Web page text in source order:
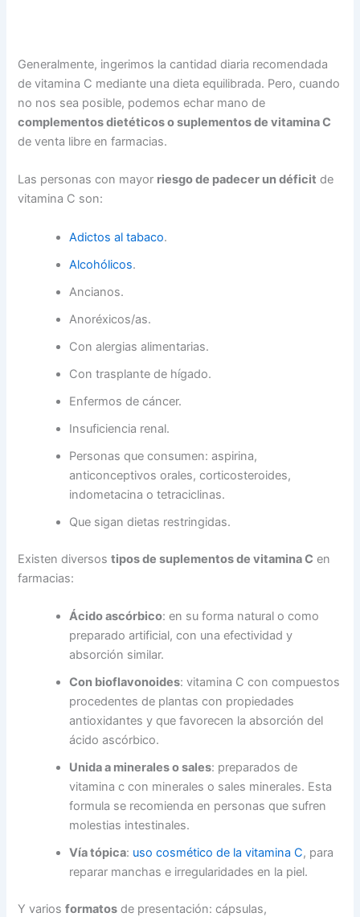
Generalmente, ingerimos la cantidad diaria recomendada
de vitamina C mediante una dieta equilibrada. Pero, cuando
no nos sea posible, podemos echar mano de
complementos dietéticos o suplementos de vitamina C
de venta libre en farmacias.
Las personas con mayor riesgo de padecer un déficit de
vitamina C son:
Adictos al tabaco.
Alcohólicos.
Ancianos.
Anoréxicos/as.
Con alergias alimentarias.
Con trasplante de hígado.
Enfermos de cáncer.
Insuficiencia renal.
Personas que consumen: aspirina,
anticonceptivos orales, corticosteroides,
indometacina o tetraciclinas.
Que sigan dietas restringidas.
Existen diversostipos de suplementos de vitamina C en
farmacias:
Ácido ascórbico: en su forma natural o como
preparado artificial, con una efectividad y
absorción similar.
Con bioflavonoides: vitamina C con compuestos
procedentes de plantas con propiedades
antioxidantes y que favorecen la absorción del
ácido ascórbico.
Unida a minerales o sales: preparados de
vitamina c con minerales o sales minerales. Esta
formula se recomienda en personas que sufren
molestias intestinales.
Vía tópica: uso cosmético de la vitamina C, para
reparar manchas e irregularidades en la piel.
Y variosformatos de presentación: cápsulas,